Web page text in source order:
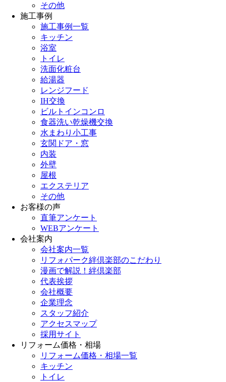
その他
施工事例
施工事例一覧
キッチン
浴室
トイレ
洗面化粧台
給湯器
レンジフード
IH交換
ビルトインコンロ
食器洗い乾燥機交換
水まわり小工事
玄関ドア・窓
内装
外壁
屋根
エクステリア
その他
お客様の声
直筆アンケート
WEBアンケート
会社案内
会社案内一覧
リフォパーク絆倶楽部のこだわり
漫画で解説！絆倶楽部
代表挨拶
会社概要
企業理念
スタッフ紹介
アクセスマップ
採用サイト
リフォーム価格・相場
リフォーム価格・相場一覧
キッチン
トイレ